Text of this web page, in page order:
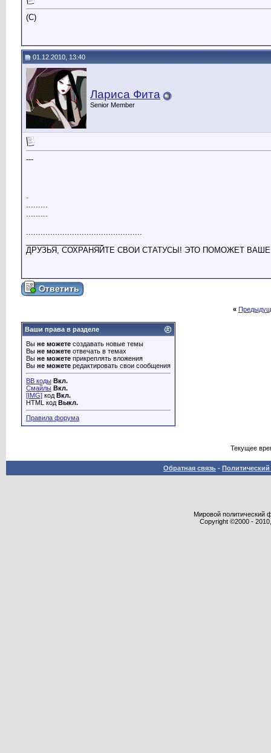
(C)
01.12.2010, 13:40
Лариса Фита
Senior Member
---
.
.........
.........
................................................
ДРУЗЬЯ, СОХРАНЯЙТЕ СВОИ СТАТУСЫ! ЭТО ПОМОЖЕТ
«
Ваши права в разделе
Вы не можете создавать новые темы
Вы не можете отвечать в темах
Вы не можете прикреплять вложения
Вы не можете редактировать свои сообщения
BB коды Вкл.
Смайлы Вкл.
[IMG] код Вкл.
HTML код Выкл.
Правила форума
Текущее
Обратная связь -
Мировой политический
Copyright ©2000 -